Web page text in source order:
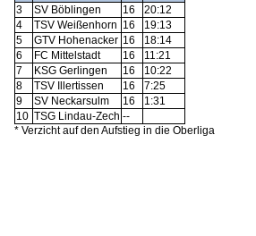
3
SV Böblingen 16
20:12
4
TSV Weißenhorn 16
19:13
5
GTV Hohenacker 16
18:14
6
FC Mittelstadt 16
11:21
7
KSG Gerlingen 16
10:22
8
TSV Illertissen 16
7:25
9
SV Neckarsulm 16
1:31
10 TSG Lindau-Zech --
* Verzicht auf den Aufstieg in die Oberliga